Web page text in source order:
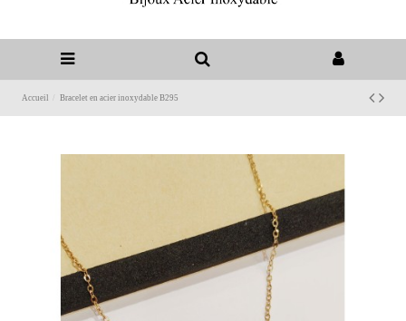
Accueil Bracelet en acier inoxydable B295